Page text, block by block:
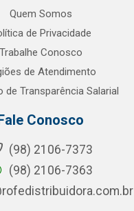
Quem Somos
de Privacidade
Trabalhe Conosco
de Atendimento
de Transparência Salarial
Conosco
(98) 2106-7373
(98) 2106-7363